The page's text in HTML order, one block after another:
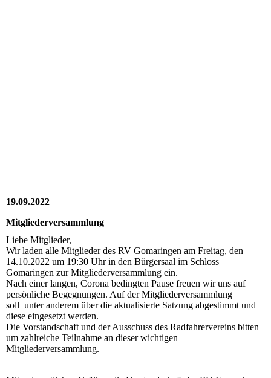
19.09.2022
Mitgliederversammlung
Liebe Mitglieder,
Wir laden alle Mitglieder des RV Gomaringen am Freitag, den
14.10.2022 um 19:30 Uhr in den Bürgersaal im Schloss
Gomaringen zur Mitgliederversammlung ein.
Nach einer langen, Corona bedingten Pause freuen wir uns auf
persönliche Begegnungen. Auf der Mitgliederversammlung
soll unter anderem über die aktualisierte Satzung abgestimmt und
diese eingesetzt werden.
Die Vorstandschaft und der Ausschuss des Radfahrervereins bitten
um zahlreiche Teilnahme an dieser wichtigen
Mitgliederversammlung.